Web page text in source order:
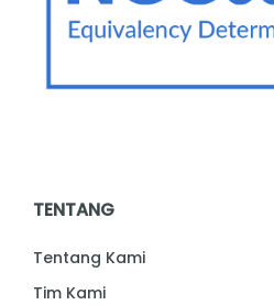
TENTANG
Tentang Kami
Tim Kami